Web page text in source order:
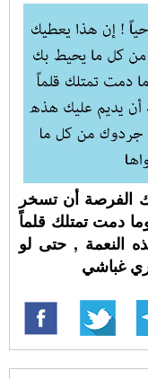
الفرصة أن تسخر
دمت تمتلك قلماً
النعمة , حتى لو
غباشي